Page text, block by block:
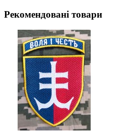
Рекомендовані товари